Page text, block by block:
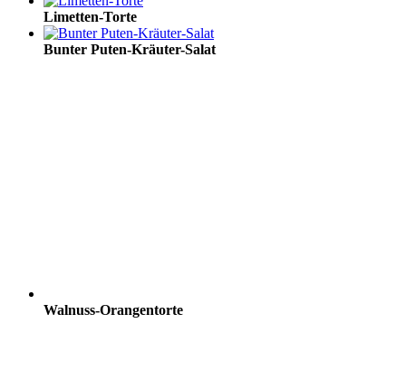
Limetten-Torte
Bunter Puten-Kräuter-Salat
Walnuss-Orangentorte